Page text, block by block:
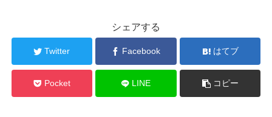
シェアする
Twitter Facebook はてブ
Pocket LINE コピー